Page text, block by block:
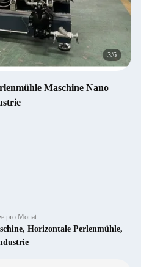
4/6
Maschine Nano
pro Monat
, Horizontale Perlenmühle,